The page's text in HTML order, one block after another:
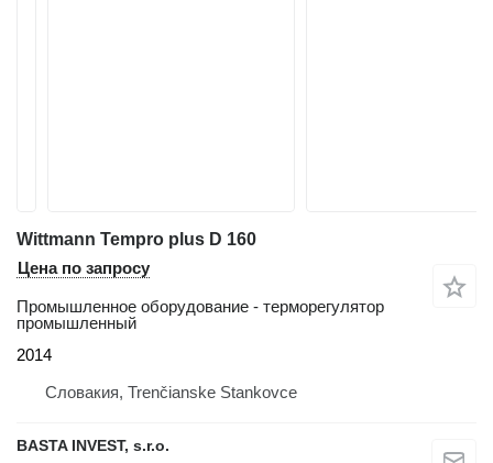
Wittmann Tempro plus D 160
Цена по запросу
Промышленное оборудование - терморегулятор
промышленный
2014
Словакия, Trenčianske Stankovce
BASTA INVEST, s.r.o.